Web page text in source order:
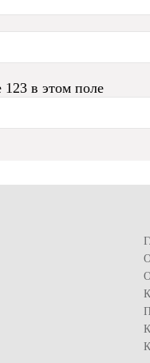
в этом поле